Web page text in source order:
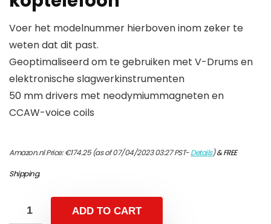
Voer het modelnummer hierboven inom zeker te
weten dat dit past.
Geoptimaliseerd om te gebruiken met V-Drums en
elektronische slagwerkinstrumenten
50 mm drivers met neodymiummagneten en
CCAW-voice coils
Amazon.nl Price:€174.25(as of 07/04/2023 03:27 PST-Details)&FREE
Shipping.
ADD TO CART